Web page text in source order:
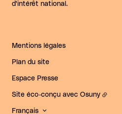
d'intérêt national.
Mentions légales
Plan du site
Espace Presse
Site éco-conçu avec Osuny
Français